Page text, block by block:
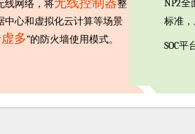
线网络，将无线控制器整
中心和虚拟化云计算等场景
多”的防火墙使用模式。
NP2全
标准
SOC平